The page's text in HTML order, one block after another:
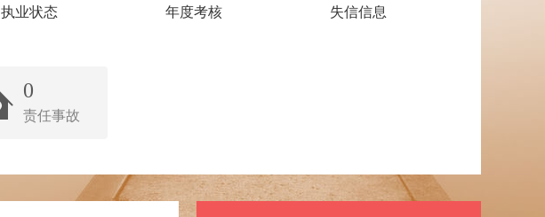
执业状态 年度考核 失信信息
0
责任事故